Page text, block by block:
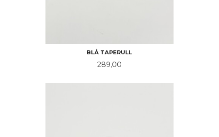
BLÅ TAPERULL
Pris
289,00